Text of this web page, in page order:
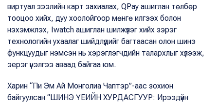
виртуал зээлийн карт захиалах, QPay ашиглан төлбөр
тооцоо хийх, дуу хоолойгоор мөнгө илгээх болон
нэхэмжлэх, Iwatch ашиглан шилжүүлэг хийх зэрэг
технологийн ухаалаг шийдлүүдийг багтаасан олон шинэ
функцуудыг нэмсэн нь хэрэглэгчдийн талархлыг хүлээж,
эерэг үнэлгээ аваад байгаа юм.
Харин “Пи Эм Ай Монголиа Чаптэр”-аас зохион
байгуулсан “ШИНЭ ҮЕИЙН ХУРДАСГУУР: Ирээдүйн